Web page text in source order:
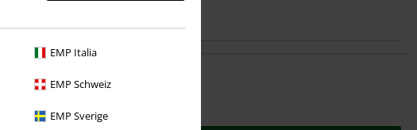
EMP Italia
EMP Schweiz
EMP Sverige
Voor slechts